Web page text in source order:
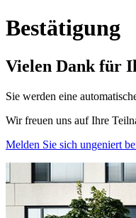
Bestätigung
Vielen Dank für
Sie werden eine
Wir freuen uns auf Ihre
Melden Sie sich ungeniert